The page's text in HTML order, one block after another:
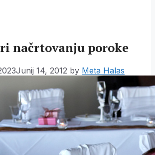
načrtovanju poroke
Junij 14, 2012 by Meta Halas